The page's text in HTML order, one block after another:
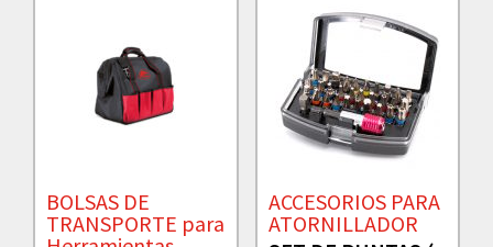
BOLSAS DE
TRANSPORTE para
ACCESORIOS PARA
ATORNILLADOR